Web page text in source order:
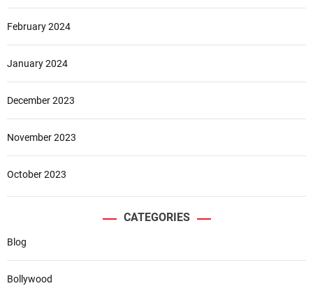
February 2024
January 2024
December 2023
November 2023
October 2023
CATEGORIES
Blog
Bollywood